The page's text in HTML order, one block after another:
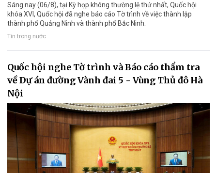
Sáng nay (06/8), tại Kỳ họp không thường lệ thứ nhất, Quốc hội
khóa XVI, Quốc hội đã nghe báo cáo Tờ trình về việc thành lập
thành phố Quảng Ninh và thành phố Bắc Ninh.
Tin trong nước
Quốc hội nghe Tờ trình và Báo cáo thẩm tra
về Dự án đường Vành đai 5 - Vùng Thủ đô Hà
Nội